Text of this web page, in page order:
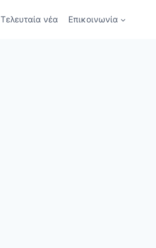
Τελευταία νέα Επικοινωνία